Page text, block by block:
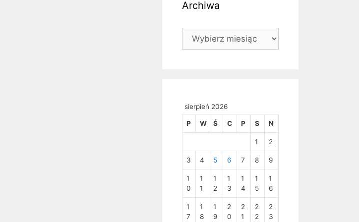
Archiwa
Archiwa
sierpień 2026
P W Ś C P S N
1 2
3 4 5 6 7 8 9
1
0
1
1
1
2
1
3
1
4
1
5
1
6
1
7
1
8
1
9
2
0
2
1
2
2
2
3